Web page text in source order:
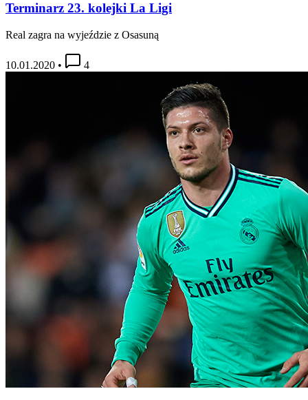
Terminarz 23. kolejki La Ligi
Real zagra na wyjeździe z Osasuną
10.01.2020 • 4